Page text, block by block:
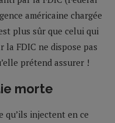
américaine chargée
plus sûr que celui qui
la FDIC ne dispose pas
prétend assurer !
morte
qu’ils injectent en ce